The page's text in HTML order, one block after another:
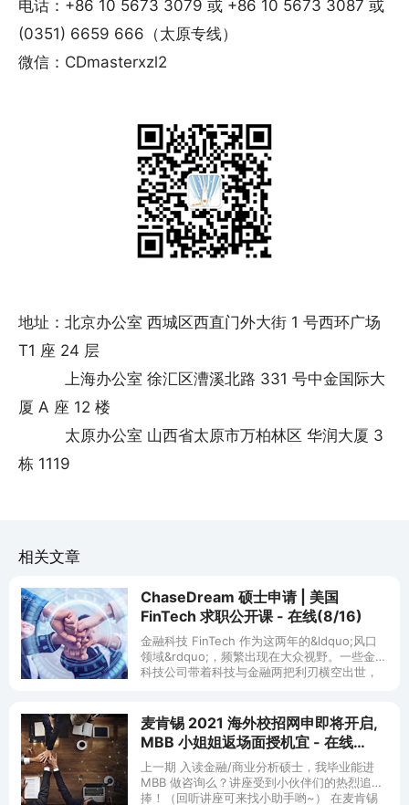
电话：+86 10 5673 3079 或 +86 10 5673 3087 或
(0351) 6659 666（太原专线）
微信：CDmasterxzl2
地址：北京办公室 西城区西直门外大街 1 号西环广场
T1 座 24 层
上海办公室 徐汇区漕溪北路 331 号中金国际大
厦 A 座 12 楼
太原办公室 山西省太原市万柏林区 华润大厦 3
栋 1119
相关文章
ChaseDream 硕士申请 | 美国
FinTech 求职公开课 - 在线(8/16)
金融科技 FinTech 作为这两年的&ldquo;风口
领域&rdquo;，频繁出现在大众视野。一些金融
科技公司带着科技与金融两把利刃横空出世，
麦肯锡 2021 海外校招网申即将开启,
MBB 小姐姐返场面授机宜 - 在线
(7/27)
上一期 入读金融/商业分析硕士，我毕业能进
MBB 做咨询么？讲座受到小伙伴们的热烈追
捧！（回听讲座可来找小助手哟~） 在麦肯锡